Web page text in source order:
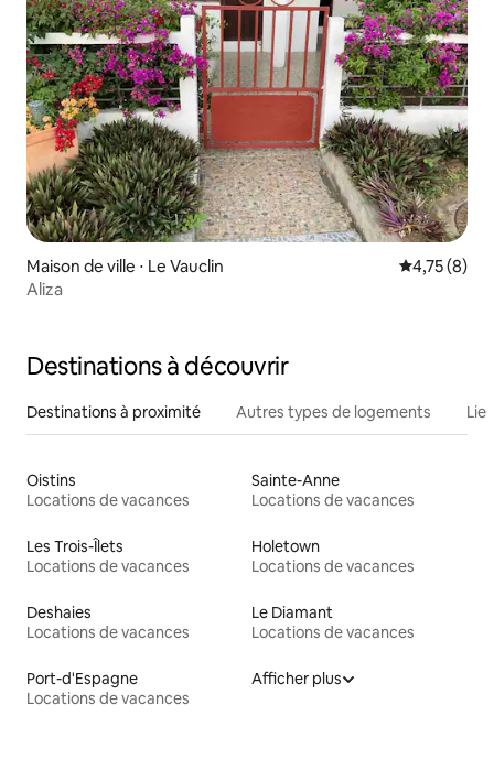
Maison de ville ⋅ Le Vauclin Évaluation
4,75 (8)
Aliza
Destinations à découvrir
Destinations à proximité Autres types de logements
Oistins
Locations de vacances
Sainte-Anne
Locations de vacances
Les Trois-Îlets
Locations de vacances
Holetown
Locations de vacances
Deshaies
Locations de vacances
Le Diamant
Locations de vacances
Port-d'Espagne
Locations de vacances
Afficher plus